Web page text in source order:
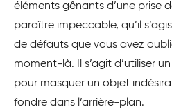
éléments gênants d’une prise
paraître impeccable, qu’il
de défauts que vous avez
moment-là. Il s’agit d’utiliser
pour masquer un objet
fondre dans l’arrière-plan.